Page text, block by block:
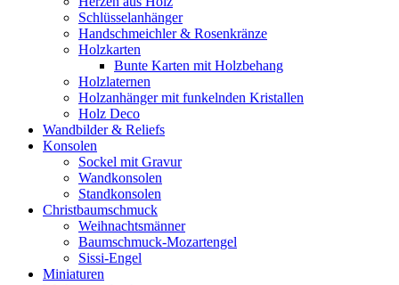
Schlüsselanhänger
Handschmeichler & Rosenkränze
Holzkarten
Bunte Karten mit Holzbehang
Holzlaternen
Holzanhänger mit funkelnden Kristallen
Holz Deco
Wandbilder & Reliefs
Konsolen
Sockel mit Gravur
Wandkonsolen
Standkonsolen
Christbaumschmuck
Weihnachtsmänner
Baumschmuck-Mozartengel
Sissi-Engel
Miniaturen